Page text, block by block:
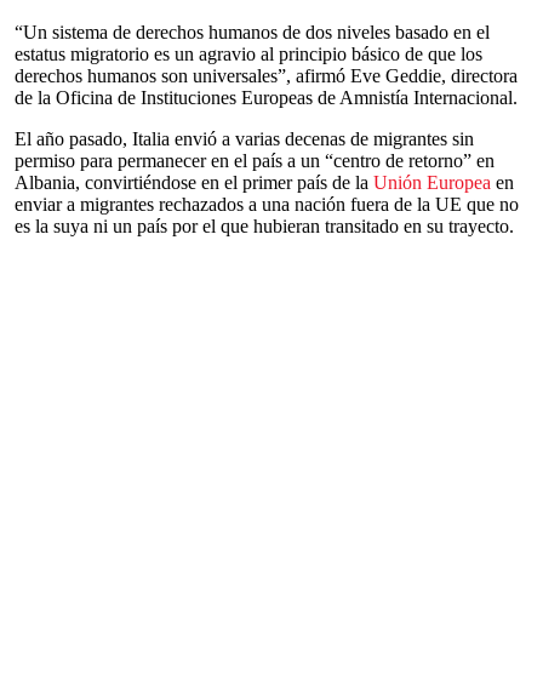
“Un sistema de derechos humanos de dos niveles basado en el
estatus migratorio es un agravio al principio básico de que los
derechos humanos son universales”, afirmó Eve Geddie, directora
de la Oficina de Instituciones Europeas de Amnistía Internacional.
El año pasado, Italia envió a varias decenas de migrantes sin
permiso para permanecer en el país a un “centro de retorno” en
Albania, convirtiéndose en el primer país de la Unión Europea en
enviar a migrantes rechazados a una nación fuera de la UE que no
es la suya ni un país por el que hubieran transitado en su trayecto.